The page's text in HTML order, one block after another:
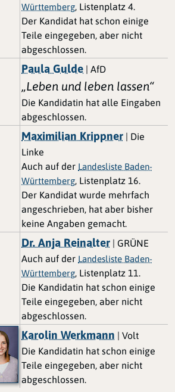
Württemberg , Listenplatz 4.
Der Kandidat hat schon einige
Teile eingegeben, aber nicht
abgeschlossen.
Paula Gulde | AfD
„Leben und leben lassen“
Die Kandidatin hat alle Eingaben
abgeschlossen.
Maximilian Krippner | Die
Linke
Auch auf der Landesliste Baden-
Württemberg , Listenplatz 16.
Der Kandidat wurde mehrfach
angeschrieben, hat aber bisher
keine Angaben gemacht.
Dr. Anja Reinalter | GRÜNE
Auch auf der Landesliste Baden-
Württemberg , Listenplatz 11.
Die Kandidatin hat schon einige
Teile eingegeben, aber nicht
abgeschlossen.
Karolin Werkmann | Volt
Die Kandidatin hat schon einige
Teile eingegeben, aber nicht
abgeschlossen.